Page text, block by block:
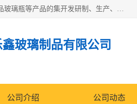
广州乐鑫玻璃制品有限公司是一家专业从事化妆品瓶子、化妆品玻璃瓶子、膏霜瓶、化妆品玻璃瓶等产品的集开发研制、生产、销售于一体的实业型玻璃制品生产企业。产品从设计、开模、试样、生产、蒙砂、抛光、喷涂、高低温单色及多色印刷，烫金（银）到交货实现一条龙服务。
玻璃制品有限公司
公司介绍 公司动态